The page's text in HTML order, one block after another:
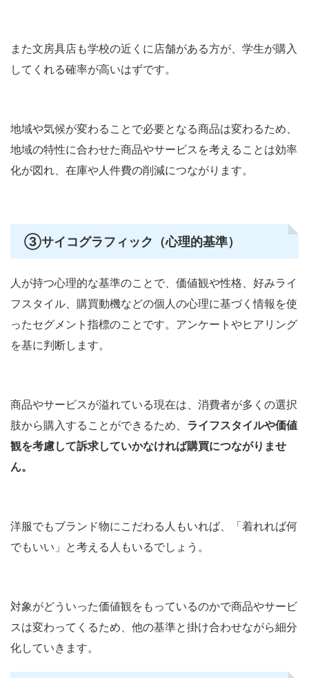
また文房具店も学校の近くに店舗がある方が、学生が購入
してくれる確率が高いはずです。
地域や気候が変わることで必要となる商品は変わるため、
地域の特性に合わせた商品やサービスを考えることは効率
化が図れ、在庫や人件費の削減につながります。
③サイコグラフィック（心理的基準）
人が持つ心理的な基準のことで、価値観や性格、好みライ
フスタイル、購買動機などの個人の心理に基づく情報を使
ったセグメント指標のことです。アンケートやヒアリング
を基に判断します。
商品やサービスが溢れている現在は、消費者が多くの選択
肢から購入することができるため、 ライフスタイルや価値
観を考慮して訴求していかなければ購買につながりませ
ん。
洋服でもブランド物にこだわる人もいれば、「着れれば何
でもいい」と考える人もいるでしょう。
対象がどういった価値観をもっているのかで商品やサービ
スは変わってくるため、他の基準と掛け合わせながら細分
化していきます。